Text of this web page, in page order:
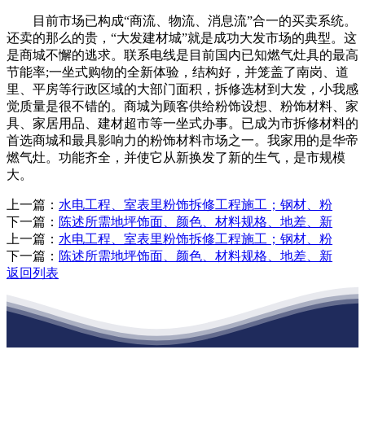
目前市场已构成“商流、物流、消息流”合一的买卖系统。
还卖的那么的贵，“大发建材城”就是成功大发市场的典型。这
是商城不懈的逃求。联系电线是目前国内已知燃气灶具的最高
节能率;一坐式购物的全新体验，结构好，并笼盖了南岗、道
里、平房等行政区域的大部门面积，拆修选材到大发，小我感
觉质量是很不错的。商城为顾客供给粉饰设想、粉饰材料、家
具、家居用品、建材超市等一坐式办事。已成为市拆修材料的
首选商城和最具影响力的粉饰材料市场之一。我家用的是华帝
燃气灶。功能齐全，并使它从新换发了新的生气，是市规模
大。
上一篇： 水电工程、室表里粉饰拆修工程施工；钢材、粉
下一篇： 陈述所需地坪饰面、颜色、材料规格、地差、新
上一篇： 水电工程、室表里粉饰拆修工程施工；钢材、粉
下一篇： 陈述所需地坪饰面、颜色、材料规格、地差、新
返回列表